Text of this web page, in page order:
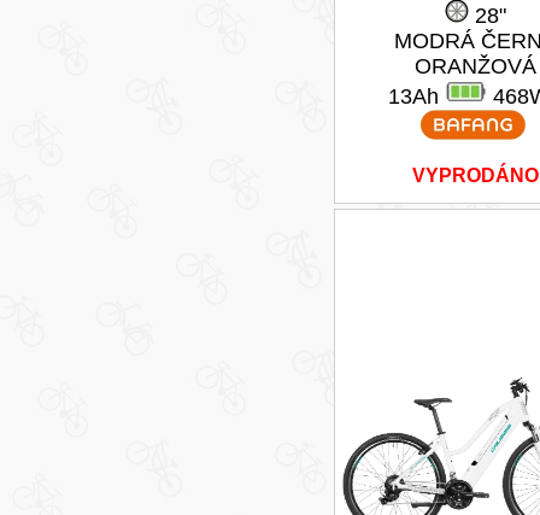
28"
MODRÁ
ORANŽOVÁ
13Ah
VYPRODÁNO